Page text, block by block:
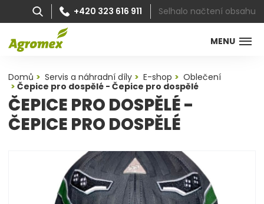
MENU
+420 323 616 911 Selhalo načtení obsahu
Domů Servis a náhradní díly E-shop
Oblečení
Čepice pro dospělé - Čepice pro dospělé
ČEPICE PRO DOSPĚLÉ -
ČEPICE PRO DOSPĚLÉ